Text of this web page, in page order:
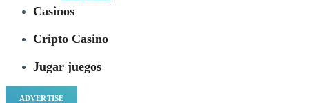
Casinos
Cripto Casino
Jugar juegos
ADVERTISE